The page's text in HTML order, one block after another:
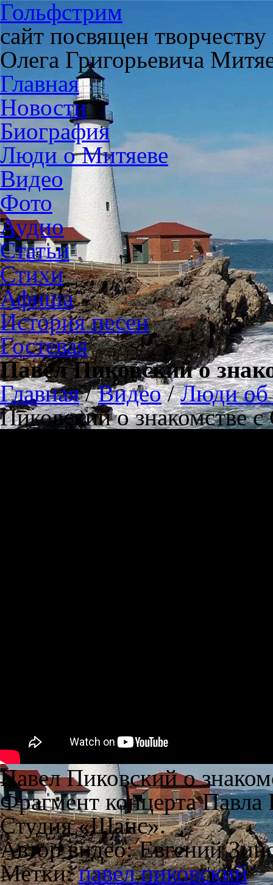
Гольфстрим
сайт посвящен
Олега Григорьевича
Главная
Новости
Биография
Люди о Митяеве
Видео
Фото
Аудио
Статьи
Стихи
Афиша
История песен
Гостевая
Павел Пиковский о
Главная/Видео/Люди об
Пиковский о знакомстве
Павел Пиковский о
Фрагмент концерта Павла
Студия «Шанс».
Автор видео: Евгений
Метки:павел пиковский